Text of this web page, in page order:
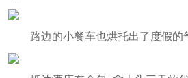
路边的小餐车也烘托出了度假的